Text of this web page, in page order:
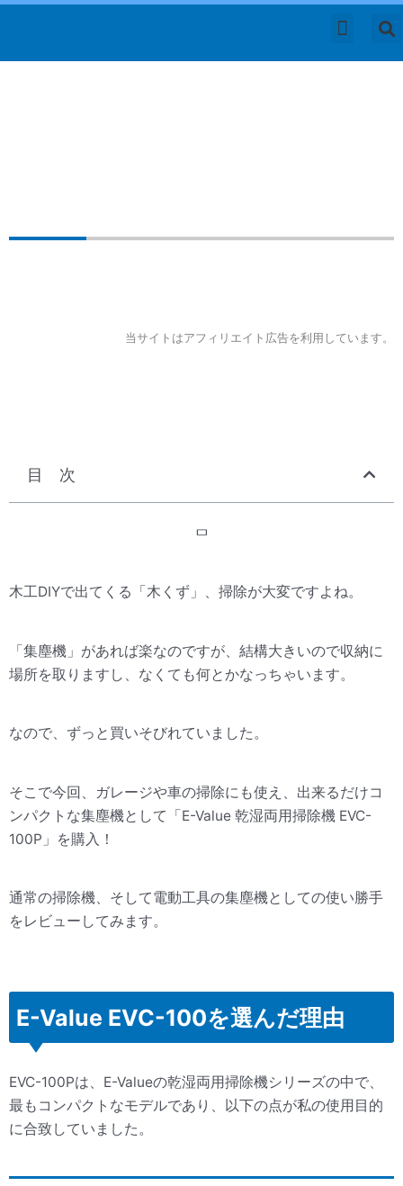
内
を
当サイトはアフィリエイト広告を利用しています。
目 次
木工DIYで出てくる「木くず」、掃除が大変ですよね。
「集塵機」があれば楽なのですが、結構大きいので収納に
場所を取りますし、なくても何とかなっちゃいます。
なので、ずっと買いそびれていました。
そこで今回、ガレージや車の掃除にも使え、出来るだけコ
ンパクトな集塵機として「E-Value 乾湿両用掃除機 EVC-
100P」を購入！
通常の掃除機、そして電動工具の集塵機としての使い勝手
をレビューしてみます。
E-Value EVC-100を選んだ理由
EVC-100Pは、E-Valueの乾湿両用掃除機シリーズの中で、
最もコンパクトなモデルであり、以下の点が私の使用目的
に合致していました。